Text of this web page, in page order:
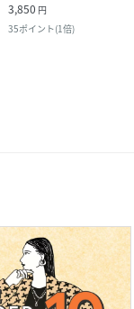
3,850 円
35ポイント(1倍)